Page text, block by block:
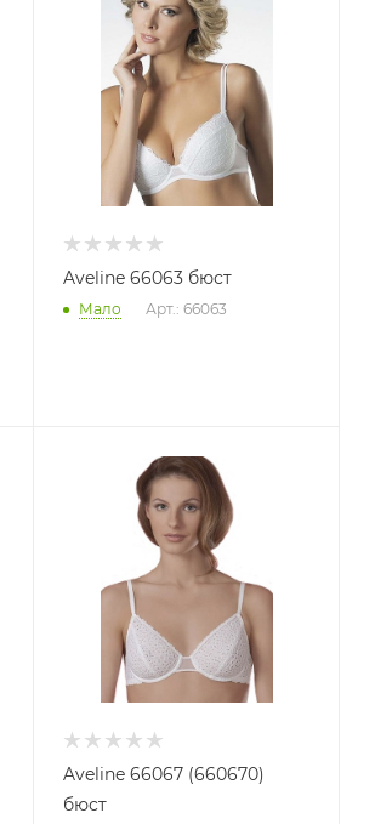
Aveline 66063 бюст
Мало Арт.: 66063
Aveline 66067 (660670)
бюст